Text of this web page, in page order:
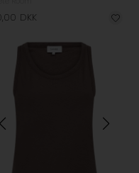
DKK